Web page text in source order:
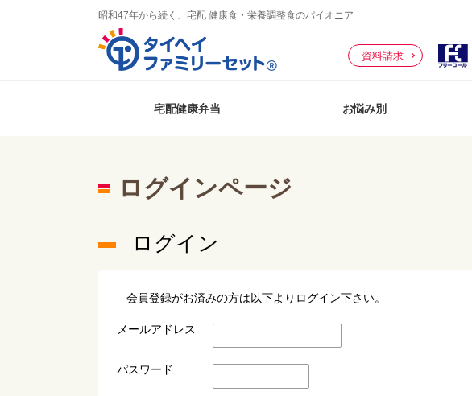
昭和47年から続く、宅配 健康食・栄養調整食のパイオニア
資料請求
宅配健康弁当 お悩み別
ログインページ
ログイン
会員登録がお済みの方は以下よりログイン下さい。
メールアドレス
パスワード